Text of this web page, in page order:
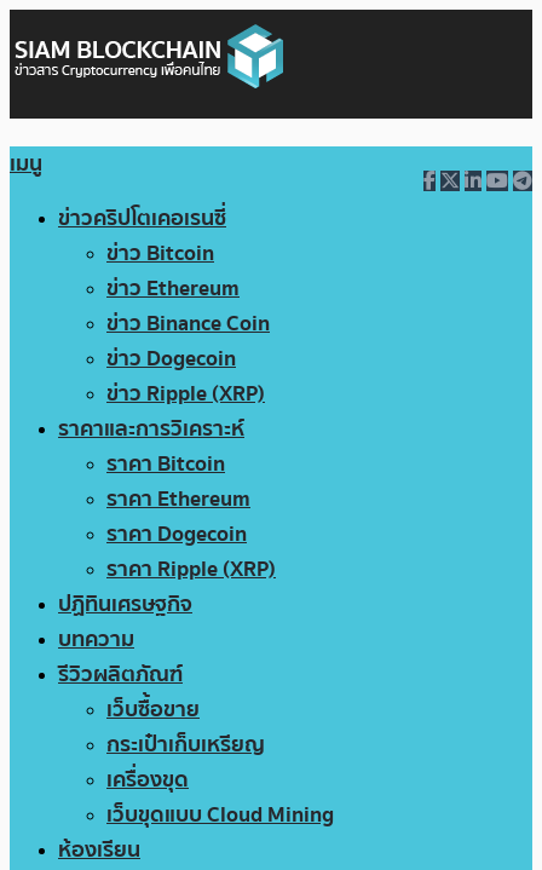
เมนู
ข่าวคริปโตเคอเรนซี่
ข่าว Bitcoin
ข่าว Ethereum
ข่าว Binance Coin
ข่าว Dogecoin
ข่าว Ripple (XRP)
ราคาและการวิเคราะห์
ราคา Bitcoin
ราคา Ethereum
ราคา Dogecoin
ราคา Ripple (XRP)
ปฏิทินเศรษฐกิจ
บทความ
รีวิวผลิตภัณฑ์
เว็บซื้อขาย
กระเป๋าเก็บเหรียญ
เครื่องขุด
เว็บขุดแบบ Cloud Mining
ห้องเรียน